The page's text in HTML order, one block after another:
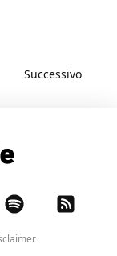
Successivo